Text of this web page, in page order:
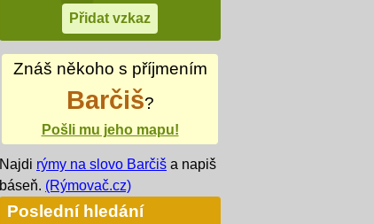
Znáš někoho s příjmením
Barčiš?
Pošli mu jeho mapu!
Najdi rýmy na slovo Barčiš a napiš
báseň. (Rýmovač.cz)
Poslední hledání